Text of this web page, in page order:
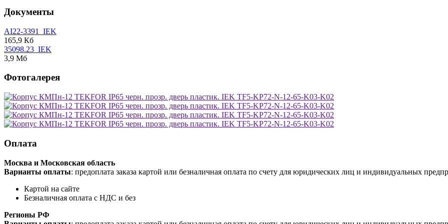
Документы
AI22-3391_IEK
165,9 Кб
35098.23_IEK
3,9 Мб
Фотогалерея
Оплата
Москва и Московская область
Варианты оплаты: предоплата заказа картой или безналичная оплата по счету для юридических лиц и индивидуальных
Картой на сайте
Безналичная оплата с НДС и без
Регионы РФ